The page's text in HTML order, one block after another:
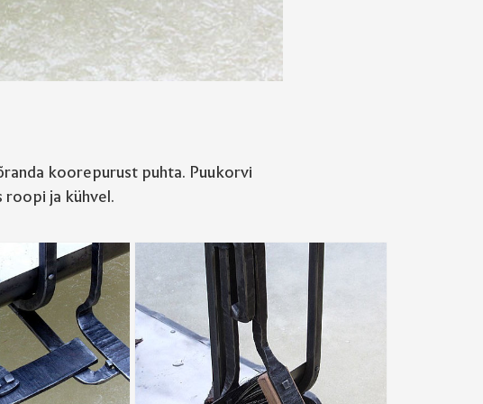
koorepurust puhta. Puukorvi
roopi ja kühvel.